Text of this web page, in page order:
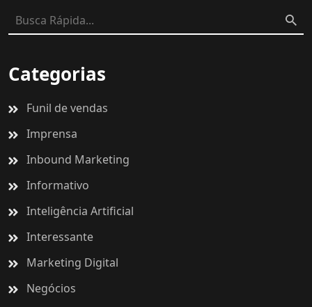
Categorias
Funil de vendas
Imprensa
Inbound Marketing
Informativo
Inteligência Artificial
Interessante
Marketing Digital
Negócios